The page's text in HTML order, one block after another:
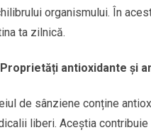
organismului. În
ta zilnică.
Proprietăți antioxidante și
de sânziene conține
liberi. Aceștia